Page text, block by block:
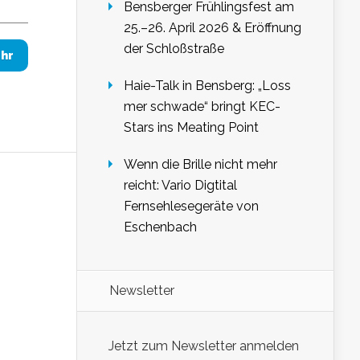
Bensberger Frühlingsfest am
25.–26. April 2026 & Eröffnung
der Schloßstraße
Haie-Talk in Bensberg: „Loss
mer schwade“ bringt KEC-
Stars ins Meating Point
Wenn die Brille nicht mehr
reicht: Vario Digtital
Fernsehlesegeräte von
Eschenbach
Newsletter
Jetzt zum Newsletter anmelden